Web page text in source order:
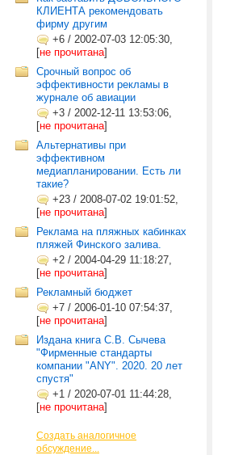
КЛИЕНТА рекомендовать
фирму другим
+6 / 2002-07-03 12:05:30,
[не прочитана]
Срочный вопрос об
эффективности рекламы в
журнале об авиации
+3 / 2002-12-11 13:53:06,
[не прочитана]
Альтернативы при
эффективном
медиапланировании. Есть ли
такие?
+23 / 2008-07-02 19:01:52,
[не прочитана]
Реклама на пляжных кабинках
пляжей Финского залива.
+2 / 2004-04-29 11:18:27,
[не прочитана]
Рекламный бюджет
+7 / 2006-01-10 07:54:37,
[не прочитана]
Издана книга С.В. Сычева
"Фирменные стандарты
компании "ANY". 2020. 20 лет
спустя"
+1 / 2020-07-01 11:44:28,
[не прочитана]
Создать аналогичное
обсуждение...